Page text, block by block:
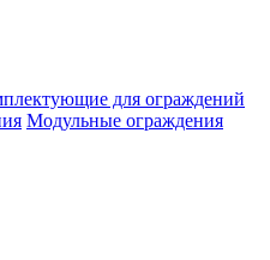
для ограждений
Модульные ограждения